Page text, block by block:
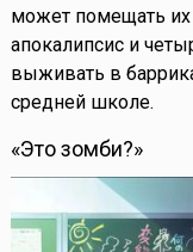
может помещать их
апокалипсис и
выживать в
средней школе.
«Это зомби?»